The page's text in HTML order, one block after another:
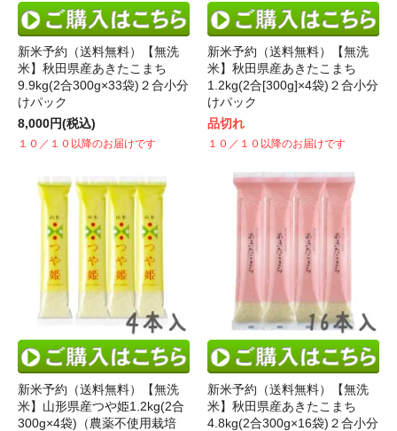
新米予約（送料無料）【無洗
米】秋田県産あきたこまち
9.9kg(2合300g×33袋)２合小分
けパック
8,000円(税込)
１０／１０以降のお届けです
新米予約（送料無料）【無洗
米】秋田県産あきたこまち
1.2kg(2合[300g]×4袋)２合小分
けパック
品切れ
１０／１０以降のお届けです
新米予約（送料無料）【無洗
米】山形県産つや姫1.2kg(2合
300g×4袋)（農薬不使用栽培
新米予約（送料無料）【無洗
米】秋田県産あきたこまち
4.8kg(2合300g×16袋)２合小分